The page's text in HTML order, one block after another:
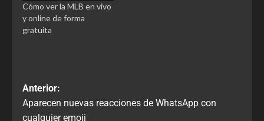
Cómo ver la MLB en vivo
y online de forma
gratuita
Anterior:
Aparecen nuevas reacciones de WhatsApp con
cualquier emoji